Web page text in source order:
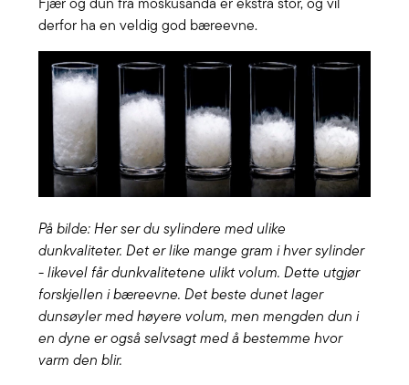
derfor ha en veldig god bæreevne.
På bilde: Her ser du sylindere med ulike
dunkvaliteter. Det er like mange gram i hver sylinder
- likevel får dunkvalitetene ulikt volum. Dette utgjør
forskjellen i bæreevne. Det beste dunet lager
dunsøyler med høyere volum, men mengden dun i
en dyne er også selvsagt med å bestemme hvor
varm den blir.